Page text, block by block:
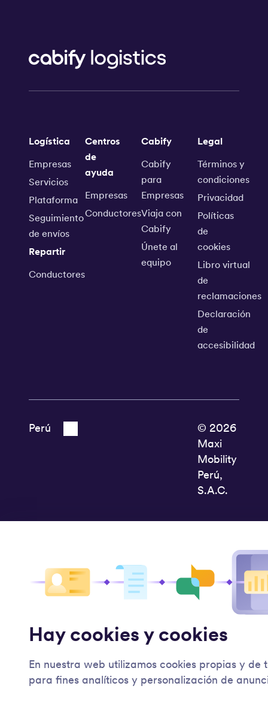
Logística
Empresas
Servicios
Plataforma
Seguimiento
de envíos
Repartir
Conductores
Centros
de
ayuda
Empresas
Conductores
Cabify
Cabify
para
Empresas
Viaja con
Cabify
Únete al
equipo
Legal
Términos y
condiciones
Privacidad
Políticas
de
cookies
Libro virtual
de
reclamaciones
Declaración
de
accesibilidad
© 2026
Maxi
Mobility
Perú,
S.A.C.
Hay cookies y cookies
En nuestra web utilizamos cookies propias y de
para fines analíticos y personalización de